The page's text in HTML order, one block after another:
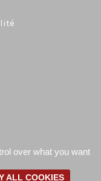
over what you want
ALL COOKIES